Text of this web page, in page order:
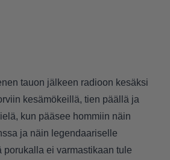
tauon jälkeen radioon kesäksi
kesämökeillä, tien päällä ja
kun pääsee hommiin näin
ja näin legendaariselle
porukalla ei varmastikaan tule